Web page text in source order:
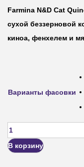
Farmina N&D Cat
сухой беззерновой
киноа, фенхелем и
Варианты фасовки
В корзину